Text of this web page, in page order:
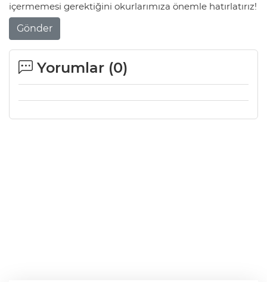
içermemesi gerektiğini okurlarımıza önemle hatırlatırız!
Gönder
Yorumlar (0)